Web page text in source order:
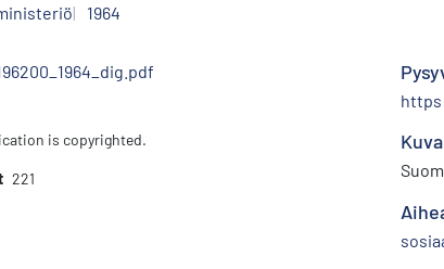
1964
is copyrighted.
221